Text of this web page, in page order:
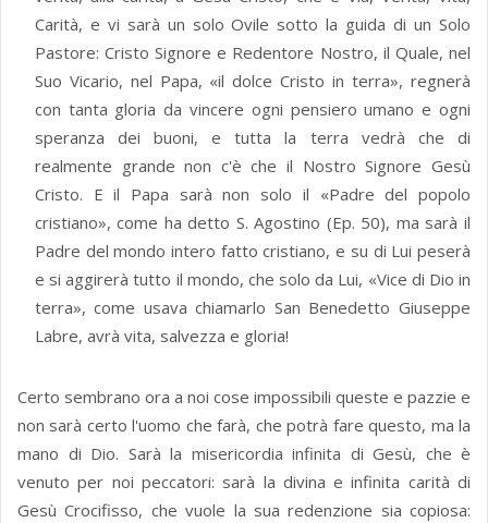
Carità, e vi sarà un solo Ovile sotto la guida di un Solo
Pastore: Cristo Signore e Redentore Nostro, il Quale, nel
Suo Vicario, nel Papa, «il dolce Cristo in terra», regnerà
con tanta gloria da vincere ogni pensiero umano e ogni
speranza dei buoni, e tutta la terra vedrà che di
realmente grande non c'è che il Nostro Signore Gesù
Cristo. E il Papa sarà non solo il «Padre del popolo
cristiano», come ha detto S. Agostino (Ep. 50), ma sarà il
Padre del mondo intero fatto cristiano, e su di Lui peserà
e si aggirerà tutto il mondo, che solo da Lui, «Vice di Dio in
terra», come usava chiamarlo San Benedetto Giuseppe
Labre, avrà vita, salvezza e gloria!
Certo sembrano ora a noi cose impossibili queste e pazzie e
non sarà certo l'uomo che farà, che potrà fare questo, ma la
mano di Dio. Sarà la misericordia infinita di Gesù, che è
venuto per noi peccatori: sarà la divina e infinita carità di
Gesù Crocifisso, che vuole la sua redenzione sia copiosa: